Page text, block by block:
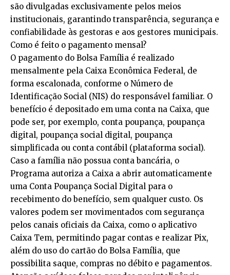
são divulgadas exclusivamente pelos meios
institucionais, garantindo transparência, segurança e
confiabilidade às gestoras e aos gestores municipais.
Como é feito o pagamento mensal?
O pagamento do Bolsa Família é realizado
mensalmente pela Caixa Econômica Federal, de
forma escalonada, conforme o Número de
Identificação Social (NIS) do responsável familiar. O
benefício é depositado em uma conta na Caixa, que
pode ser, por exemplo, conta poupança, poupança
digital, poupança social digital, poupança
simplificada ou conta contábil (plataforma social).
Caso a família não possua conta bancária, o
Programa autoriza a Caixa a abrir automaticamente
uma Conta Poupança Social Digital para o
recebimento do benefício, sem qualquer custo. Os
valores podem ser movimentados com segurança
pelos canais oficiais da Caixa, como o aplicativo
Caixa Tem, permitindo pagar contas e realizar Pix,
além do uso do cartão do Bolsa Família, que
possibilita saque, compras no débito e pagamentos.